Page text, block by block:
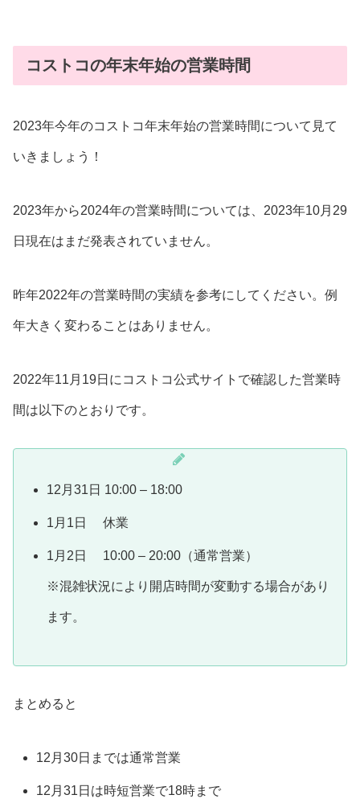
コストコの年末年始の営業時間
2023年今年のコストコ年末年始の営業時間について見て
いきましょう！
2023年から2024年の営業時間については、2023年10月29
日現在はまだ発表されていません。
昨年2022年の営業時間の実績を参考にしてください。例
年大きく変わることはありません。
2022年11月19日にコストコ公式サイトで確認した営業時
間は以下のとおりです。
12月31日 10:00 – 18:00
1月1日 休業
1月2日 10:00 – 20:00（通常営業）
※混雑状況により開店時間が変動する場合があり
ます。
まとめると
12月30日までは通常営業
12月31日は時短営業で18時まで